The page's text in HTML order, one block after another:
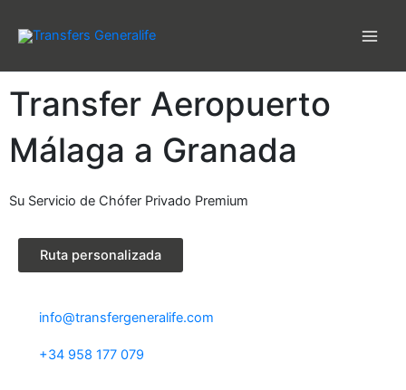
contenido
Transfer Aeropuerto
Málaga a Granada
Su Servicio de Chófer Privado Premium
Ruta personalizada
info@transfergeneralife.com
+34 958 177 079